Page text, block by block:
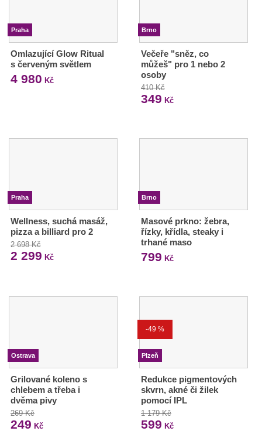
Praha
Omlazující Glow Ritual
s červeným světlem
4 980 Kč
Brno
Večeře "sněz, co
můžeš" pro 1 nebo 2
osoby
410 Kč
349 Kč
Praha
Wellness, suchá masáž,
pizza a billiard pro 2
2 698 Kč
2 299 Kč
Brno
Masové prkno: žebra,
řízky, křídla, steaky i
trhané maso
799 Kč
Ostrava
Grilované koleno s
chlebem a třeba i
dvěma pivy
269 Kč
249 Kč
-49 %
Plzeň
Redukce pigmentových
skvrn, akné či žilek
pomocí IPL
1 179 Kč
599 Kč